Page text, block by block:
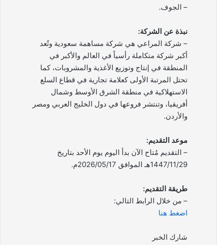
– الجوف.
نبذة عن الشركة:
– شركة المراعي هي شركة مساهمة سعودية وتُعد
أكبر شركة متكاملة رأسياً في العالم والأكبر في
المنطقة في إنتاج وتوزيع الأغذية والمشروبات، كما
تحتل المرتبة الأولى كعلامة تجارية في قطاع السلع
الاستهلاكية في منطقة الشرق الأوسط وشمال
أفريقيا، وتنتشر فروعها في دول الخليج العربي ومصر
والأردن.
موعد التقديم:
– التقديم مُتاح الآن بدأ اليوم يوم الأحد بتاريخ
1447/11/29هـ الموافق 2026/05/17م.
طريقة التقديم:
– من خلال الرابط التالي:
اضغط هنا
شارك الخبر